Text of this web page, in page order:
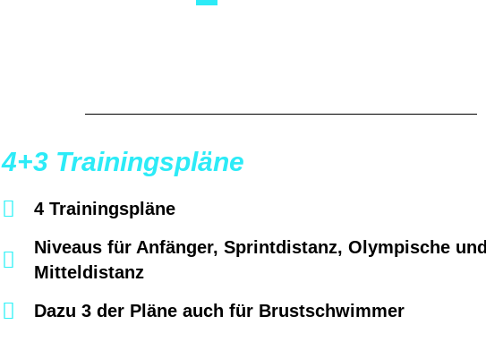
4+3 Trainingspläne
4 Trainingspläne
Niveaus für Anfänger, Sprintdistanz, Olympische und
Mitteldistanz
Dazu 3 der Pläne auch für Brustschwimmer